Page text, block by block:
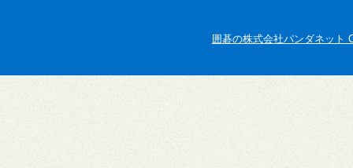
囲碁の株式会社パンダネット